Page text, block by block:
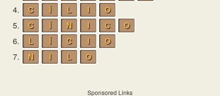
4.
C Í L I
O
5.
C Í N I C
O
6.
L Í C I
O
7.
N I L O
Sponsored Links